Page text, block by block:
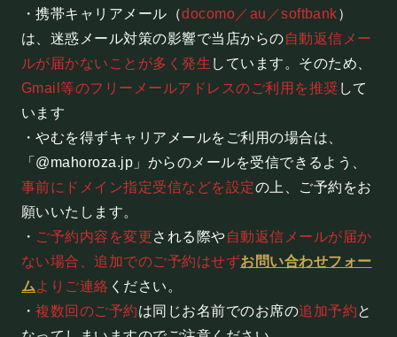
アクセス
SCHEDULE
スケジュール
RESERVATION
予約・当日の流れ
FOOD&DRINK
フード&ドリンク
・携帯キャリアメール（docomo／au／softbank）
は、迷惑メール対策の影響で当店からの自動返信メー
ルが届かないことが多く発生 しています。そのため、
Gmail等のフリーメールアドレスのご利用を推奨 して
います
・やむを得ずキャリアメールをご利用の場合は、
「@mahoroza.jp」からのメールを受信できるよう、
事前にドメイン指定受信などを設定の上、ご予約をお
願いいたします。
・ ご予約内容を変更される際や自動返信メールが届か
ない場合、追加でのご予約はせずお問い合わせフォー
ムよりご連絡 ください。
・複数回のご予約は同じお名前でのお席の追加予約と